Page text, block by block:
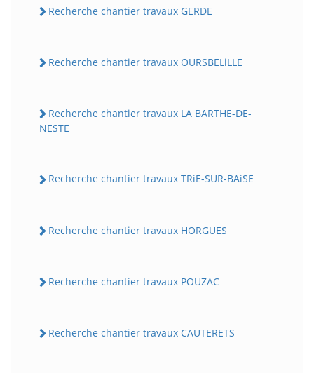
Recherche chantier travaux GERDE
Recherche chantier travaux OURSBELiLLE
Recherche chantier travaux LA BARTHE-DE-
NESTE
Recherche chantier travaux TRiE-SUR-BAiSE
Recherche chantier travaux HORGUES
Recherche chantier travaux POUZAC
Recherche chantier travaux CAUTERETS